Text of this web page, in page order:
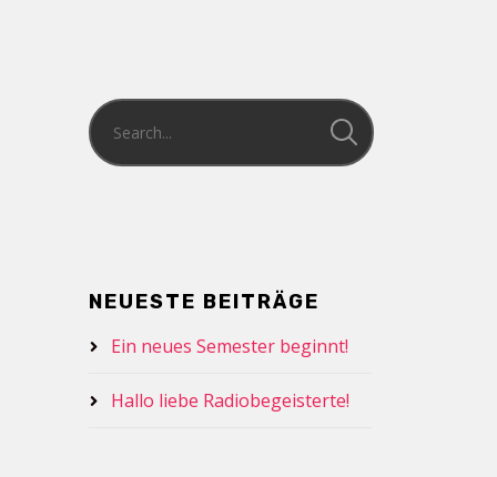
NEUESTE BEITRÄGE
Ein neues Semester beginnt!
Hallo liebe Radiobegeisterte!